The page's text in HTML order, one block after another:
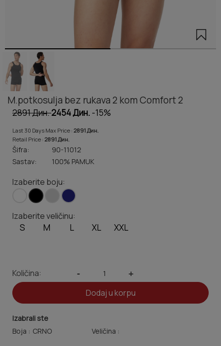
M.potkosulja bez rukava 2 kom Comfort 2
2891 Дин.2454 Дин. -15%
Last 30 Days Max Price : 2891 Дин.
Retail Price : 2891 Дин.
Šifra:
90-11012
Sastav:
100% PAMUK
Izaberite boju:
Izaberite veličinu:
S M L XL XXL
Količina: - +
Dodaj u korpu
Izabrali ste
Boja :
Veličina :